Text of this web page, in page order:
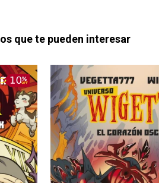
que te pueden interesar